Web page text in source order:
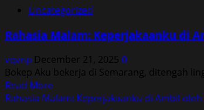
Rahasia
Keperjakaanku
Ambil
oleh
Istri
Bosku
Uncategorized
Rahasia Malam: Keperjakaanku di
vqvnp December 21, 2025 0
Bokep Aku bekerja di Semarang, ditengah
Read MoreRead
more
Rahasia Malam: Keperjakaanku di Ambil